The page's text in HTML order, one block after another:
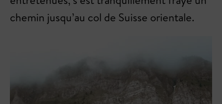
chemin jusqu’au col de Suisse orientale.